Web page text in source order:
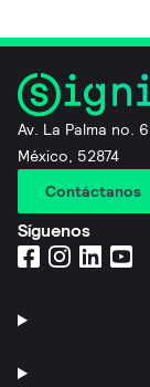
Av. La Palma no.
México, 52874
Contáctanos
Síguenos